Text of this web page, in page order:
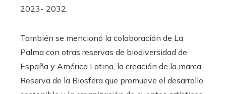
2023- 2032.
También se mencionó la colaboración de La
Palma con otras reservas de biodiversidad de
España y América Latina, la creación de la marca
Reserva de la Biosfera que promueve el desarrollo